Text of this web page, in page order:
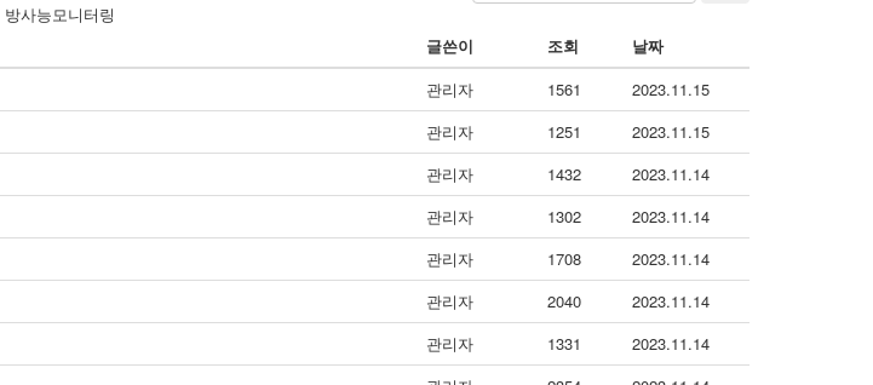
방사능모니터링
글쓴이 조회
날짜
관리자 1561
2023.11.15
관리자 1251
2023.11.15
관리자 1432
2023.11.14
관리자 1302
2023.11.14
관리자 1708
2023.11.14
관리자 2040
2023.11.14
관리자 1331
2023.11.14